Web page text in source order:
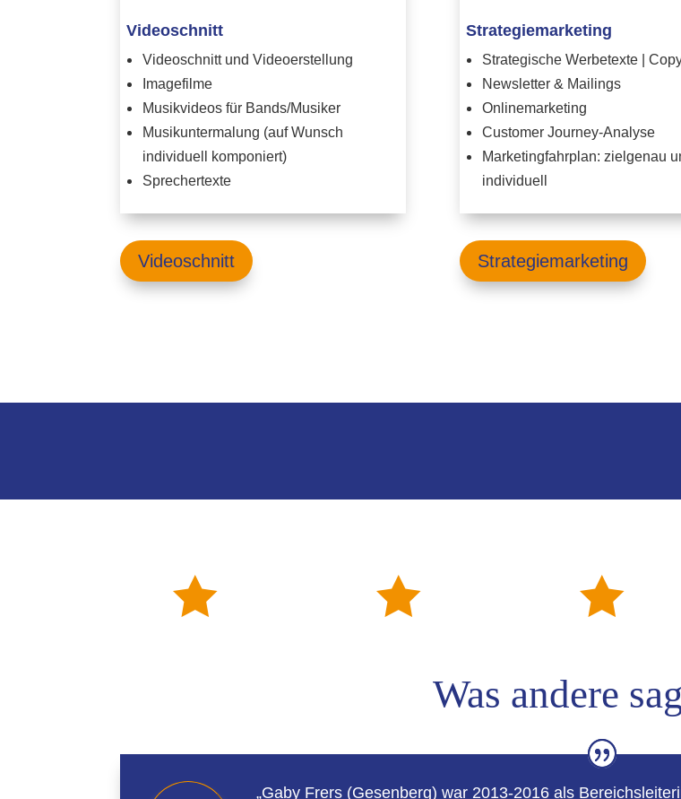
Videoschnitt
Videoschnitt und Videoerstellung
Imagefilme
Musikvideos für Bands/Musiker
Musikuntermalung (auf Wunsch
individuell komponiert)
Sprechertexte
Videoschnitt
Strategiemarketing
Strategische Werbetexte |
Newsletter & Mailings
Onlinemarketing
Customer Journey-Analyse
Marketingfahrplan: zielgenau
individuell
Strategiemarketing
  
Was andere
„Gaby Frers (Gesenberg) war 2013-2016 als